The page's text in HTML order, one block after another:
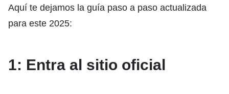
Aquí te dejamos la guía paso a paso actualizada
para este 2025:
1: Entra al sitio oficial